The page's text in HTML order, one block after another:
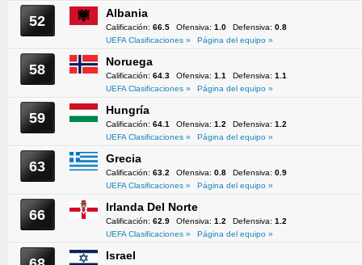
52 Albania
Calificación: 66.5 Ofensiva: 1.0 Defensiva: 0.8
UEFA Clasificaciones »
Página del equipo »
58 Noruega
Calificación: 64.3 Ofensiva: 1.1 Defensiva: 1.1
UEFA Clasificaciones »
Página del equipo »
59 Hungría
Calificación: 64.1 Ofensiva: 1.2 Defensiva: 1.2
UEFA Clasificaciones »
Página del equipo »
63 Grecia
Calificación: 63.2 Ofensiva: 0.8 Defensiva: 0.9
UEFA Clasificaciones »
Página del equipo »
66 Irlanda Del Norte
Calificación: 62.9 Ofensiva: 1.2 Defensiva: 1.2
UEFA Clasificaciones »
Página del equipo »
Israel